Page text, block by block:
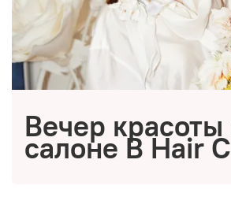
Вечер красоты
салоне B Hair